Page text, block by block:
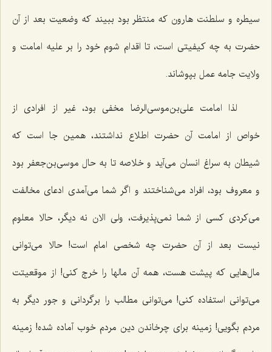
سیطره و سلطنت هارون كه منتظر بود ببیند كه وضعیت بعد از آن
حضرت به چه كیفیتی است، تا اقدام شوم خود را بر علیه امامت و
ولایت جامه عمل بپوشاند.
لذا امامت علی‌بن‌موسی‌الرضا مخفی بود، غیر از افرادی از
خواص از امامت آن حضرت اطلاع نداشتند، همین جا است كه
شیطان به سراغ انسان می‌آید و خلاصه تا به حال موسی‌بن‌جعفر بود
و معروف بود، افراد می‌شناختند و اگر شما می‌آمدی ادعای مخالفت
می‌كردی كسی از شما نمی‌پذیرفت، ولی الان نه دیگر، حالا معلوم
نیست بعد از آن حضرت چه شخصی امام است! حالا می‌توانی
مال‌هایی كه پیشت هست، همه آن مالها را خرج كنی! از موقعیتت
می‌توانی استفاده كنی! می‌توانی مطالب را برگردانی و جور دیگر به
مردم بگویی! زمینه برای چرخاندن دین مردم خوب آماده شده! زمینه